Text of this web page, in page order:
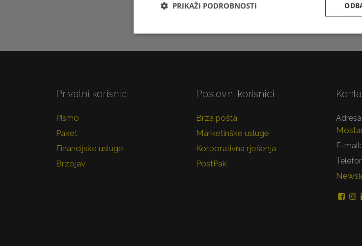
Privatni korisnici
Pismo
Paket
Financijske usluge
Brzojav
Poslovni korisnici
Brza pošta
Marketinške usluge
Korporativna rješenja
PostPak
Adresa:
E-mail:
PRIKAŽI PODROBNOSTI